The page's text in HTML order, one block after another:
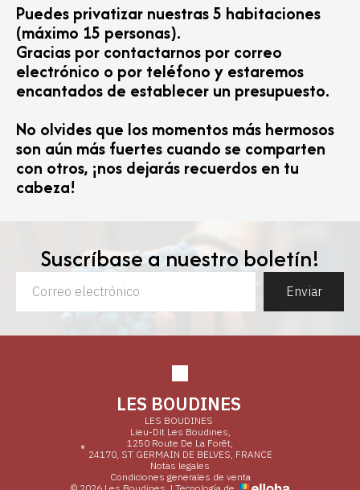
Puedes privatizar nuestras 5 habitaciones
(máximo 15 personas).
Gracias por contactarnos por correo
electrónico o por teléfono y estaremos
encantados de establecer un presupuesto.
No olvides que los momentos más hermosos
son aún más fuertes cuando se comparten
con otros, ¡nos dejarás recuerdos en tu
cabeza!
Suscríbase a nuestro boletín!
Enviar
LES BOUDINES
LES BOUDINES
Lieu-Dit Les Boudines,
1250 Route De La Forêt,
24170, ST GERMAIN DE BELVES, FRANCE
Notas legales
Condiciones generales de venta